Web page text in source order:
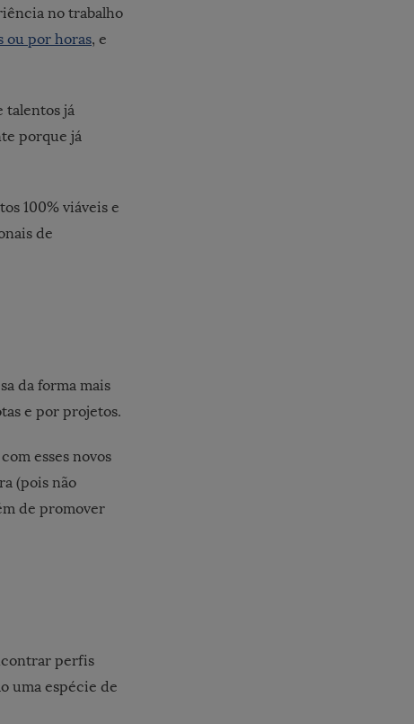
no trabalho
ou por horas, e
talentos já
porque já
100% viáveis e
de
da forma mais
e por projetos.
esses novos
(pois não
de promover
perfis
uma espécie de